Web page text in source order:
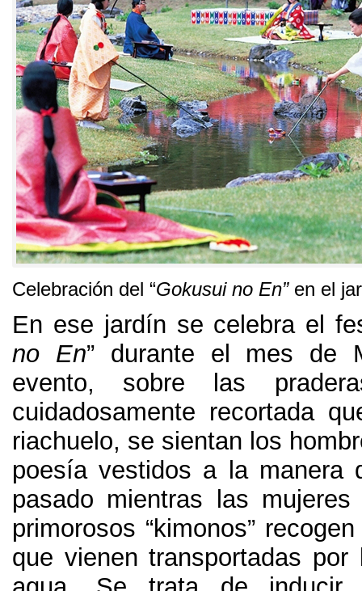
Celebración del “Gokusui no En” en el
En ese jardín se celebra el
no En” durante el mes de
evento, sobre las
cuidadosamente recortada
riachuelo, se sientan los
poesía vestidos a la manera
pasado mientras las
primorosos “kimonos”
que vienen transportadas por